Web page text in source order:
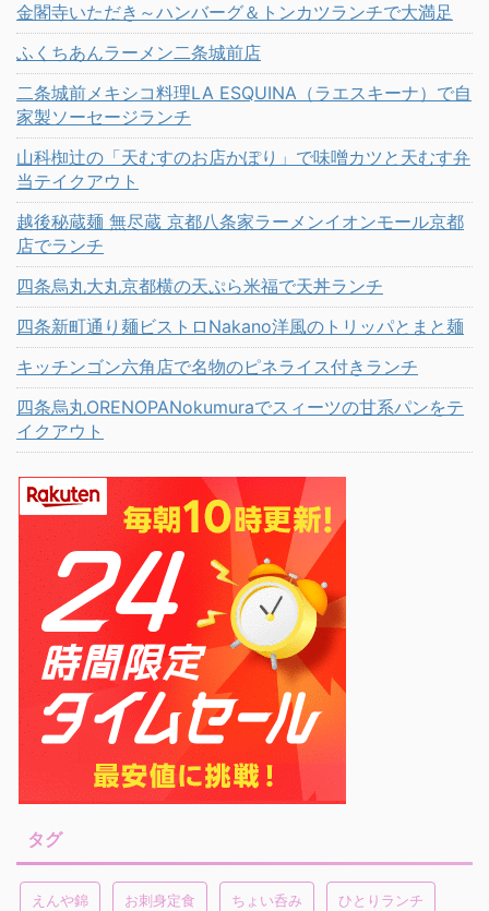
金閣寺いただき～ハンバーグ＆トンカツランチで大満足
ふくちあんラーメン二条城前店
二条城前メキシコ料理LA ESQUINA（ラエスキーナ）で自
家製ソーセージランチ
山科椥辻の「天むすのお店かぽり」で味噌カツと天むす弁
当テイクアウト
越後秘蔵麺 無尽蔵 京都八条家ラーメンイオンモール京都
店でランチ
四条烏丸大丸京都横の天ぷら米福で天丼ランチ
四条新町通り麺ビストロNakano洋風のトリッパとまと麺
キッチンゴン六角店で名物のピネライス付きランチ
四条烏丸ORENOPANokumuraでスィーツの甘系パンをテ
イクアウト
タグ
えんや錦 お刺身定食 ちょい呑み ひとりランチ